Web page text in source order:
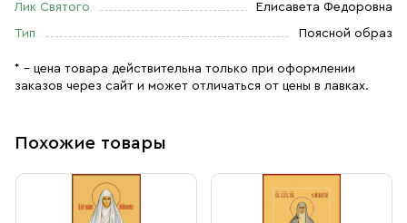
Лик Святого Елисавета Федоровна
Тип Поясной образ
* – цена товара действительна только при оформлении
заказов через сайт и может отличаться от цены в лавках.
Похожие товары